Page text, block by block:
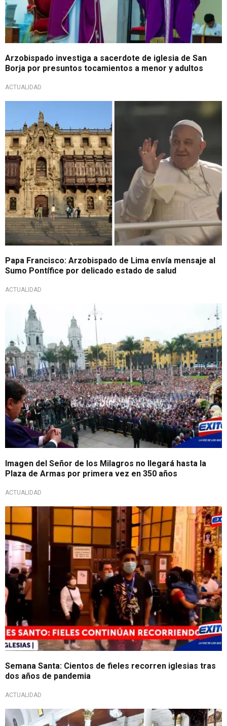
Arzobispado investiga a sacerdote de iglesia de San
Borja por presuntos tocamientos a menor y adultos
ACTUALIDAD
Papa Francisco: Arzobispado de Lima envía mensaje al
Sumo Pontífice por delicado estado de salud
ACTUALIDAD
Imagen del Señor de los Milagros no llegará hasta la
Plaza de Armas por primera vez en 350 años
ACTUALIDAD
Semana Santa: Cientos de fieles recorren iglesias tras
dos años de pandemia
ACTUALIDAD